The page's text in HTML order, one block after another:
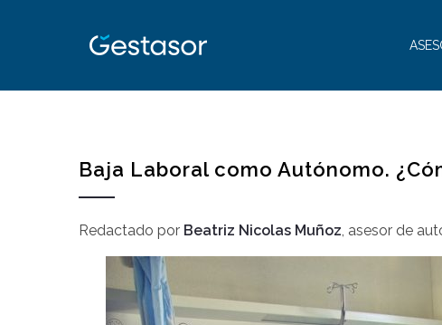
Baja Laboral como Autónomo.
Redactado por Beatriz Nicolas Muñoz, asesor de